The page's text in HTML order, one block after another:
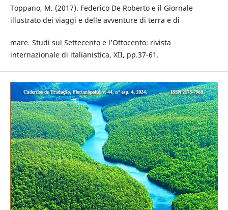
Toppano, M. (2017). Federico De Roberto e il Giornale
illustrato dei viaggi e delle avventure di terra e di
mare. Studi sul Settecento e l’Ottocento: rivista
internazionale di italianistica, XII, pp.37-61.